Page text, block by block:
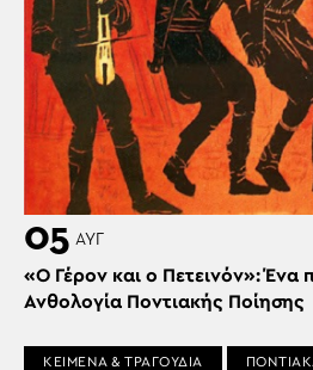
05 ΑΥΓ
«Ο Γέρον και ο Πετεινόν»: Ένα
Ανθολογία Ποντιακής Ποίησης
ΚΕΙΜΕΝΑ & ΤΡΑΓΟΥΔΙΑ